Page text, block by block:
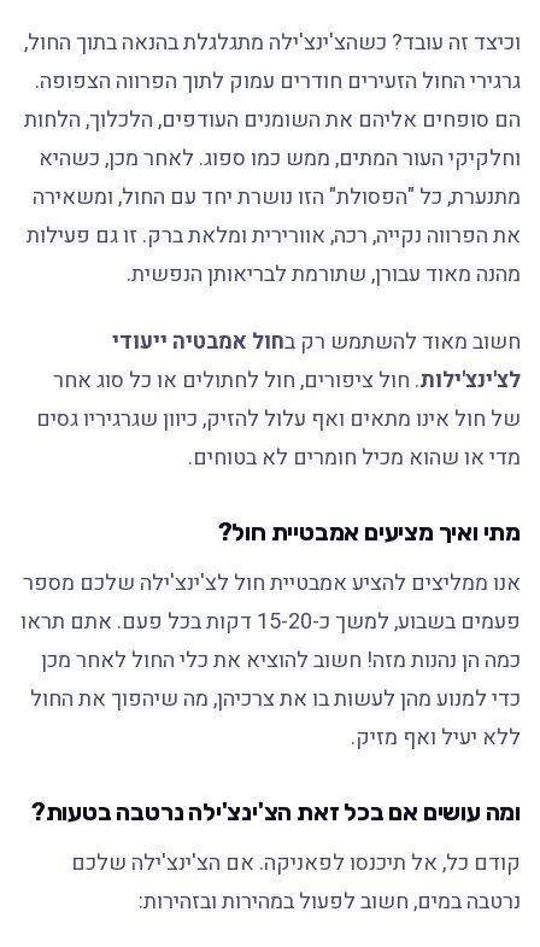
וכיצד זה עובד? כשהצ'ינצ'ילה מתגלגלת בהנאה בתוך החול,
גרגירי החול הזעירים חודרים עמוק לתוך הפרווה הצפופה.
הם סופחים אליהם את השומנים העודפים, הלכלוך, הלחות
וחלקיקי העור המתים, ממש כמו ספוג. לאחר מכן, כשהיא
מתנערת, כל "הפסולת" הזו נושרת יחד עם החול, ומשאירה
את הפרווה נקייה, רכה, אוורירית ומלאת ברק. זו גם פעילות
מהנה מאוד עבורן, שתורמת לבריאותן הנפשית.
חשוב מאוד להשתמש רק בחול אמבטיה ייעודי
לצ'ינצ'ילות. חול ציפורים, חול לחתולים או כל סוג אחר
של חול אינו מתאים ואף עלול להזיק, כיוון שגרגיריו גסים
מדי או שהוא מכיל חומרים לא בטוחים.
מתי ואיך מציעים אמבטיית חול?
אנו ממליצים להציע אמבטיית חול לצ'ינצ'ילה שלכם מספר
פעמים בשבוע, למשך כ-15-20 דקות בכל פעם. אתם תראו
כמה הן נהנות מזה! חשוב להוציא את כלי החול לאחר מכן
כדי למנוע מהן לעשות בו את צרכיהן, מה שיהפוך את החול
ללא יעיל ואף מזיק.
ומה עושים אם בכל זאת הצ'ינצ'ילה נרטבה בטעות?
קודם כל, אל תיכנסו לפאניקה. אם הצ'ינצ'ילה שלכם
נרטבה במים, חשוב לפעול במהירות ובזהירות: